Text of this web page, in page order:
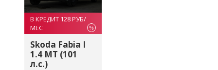
В КРЕДИТ 128 РУБ/
МЕС
%
Skoda Fabia I
1.4 MT (101
л.с.)